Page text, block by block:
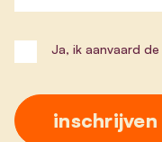
Ja, ik aanvaard de